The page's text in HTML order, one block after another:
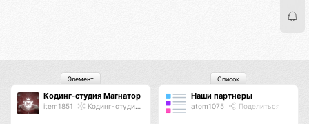
Кодинг-студия Магнатор
item1851 Кодинг-студия Магнатор
Элемент
Наши партнеры
atom1075 Поделиться
Список